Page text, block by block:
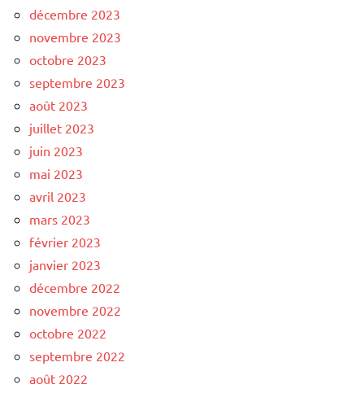
décembre 2023
novembre 2023
octobre 2023
septembre 2023
août 2023
juillet 2023
juin 2023
mai 2023
avril 2023
mars 2023
février 2023
janvier 2023
décembre 2022
novembre 2022
octobre 2022
septembre 2022
août 2022